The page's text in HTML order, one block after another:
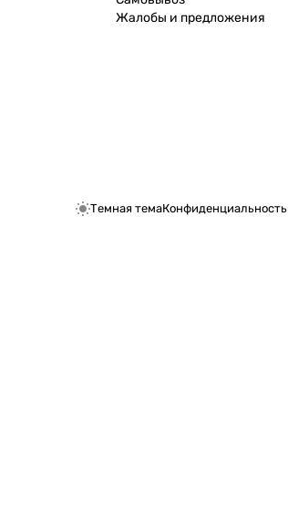
Жалобы и предложения
Темная темаКонфиденциальность